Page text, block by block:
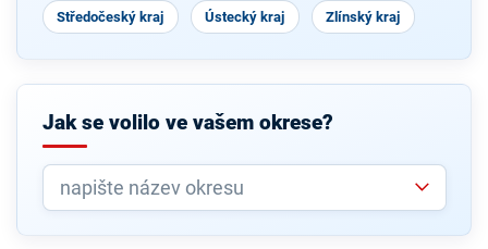
Středočeský kraj Ústecký kraj Zlínský kraj
Jak se volilo ve vašem okrese?